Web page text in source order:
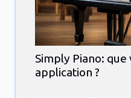
Simply Piano:
application ?